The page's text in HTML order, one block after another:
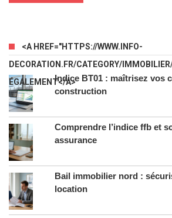
<A HREF="HTTPS://WWW.INFO-
DECORATION.FR/CATEGORY/
ÉGALEMENT</A>Indice BT01 : maîtrisez vos
construction
Comprendre l’indice ffb et
assurance
Bail immobilier nord :
location